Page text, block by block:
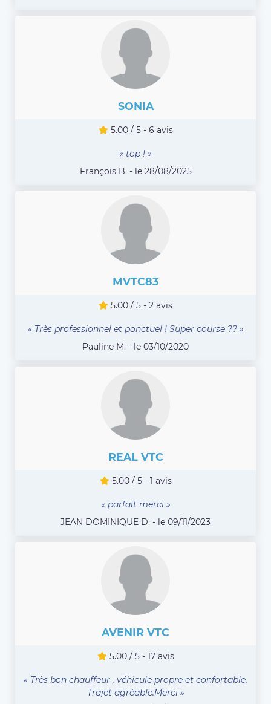
SONIA
5.00 / 5 - 6 avis
« top ! »
François B. - le 28/08/2025
MVTC83
5.00 / 5 - 2 avis
« Très professionnel et ponctuel ! Super course ?? »
Pauline M. - le 03/10/2020
REAL VTC
5.00 / 5 - 1 avis
« parfait merci »
JEAN DOMINIQUE D. - le 09/11/2023
AVENIR VTC
5.00 / 5 - 17 avis
« Très bon chauffeur , véhicule propre et confortable.
Trajet agréable.Merci »